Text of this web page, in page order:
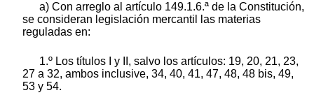
a) Con arreglo al artículo 149.1.6.ª de la Constitución,
se consideran legislación mercantil las materias
reguladas en:
1.º Los títulos I y II, salvo los artículos: 19, 20, 21, 23,
27 a 32, ambos inclusive, 34, 40, 41, 47, 48, 48 bis, 49,
53 y 54.